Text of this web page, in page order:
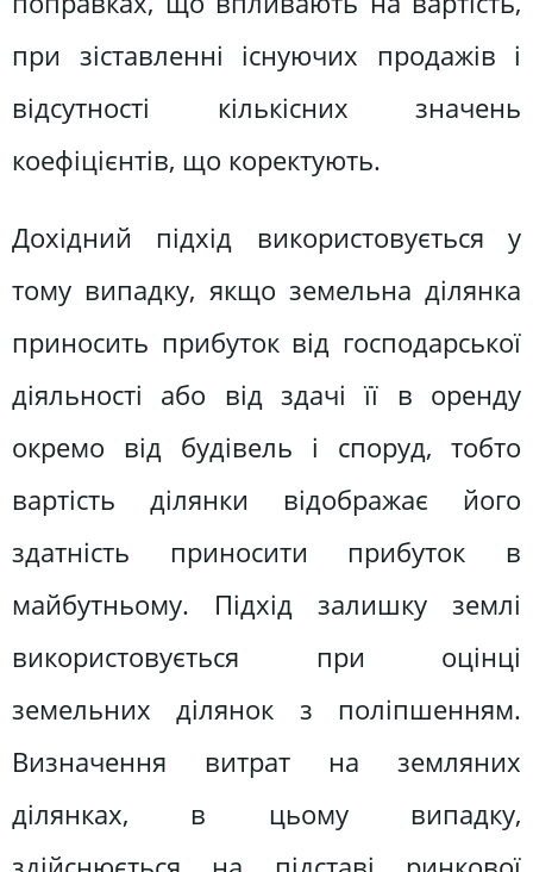
при зіставленні існуючих продажів і
відсутності кількісних значень
коефіцієнтів, що коректують.
Дохідний підхід використовується у
тому випадку, якщо земельна ділянка
приносить прибуток від господарської
діяльності або від здачі її в оренду
окремо від будівель і споруд, тобто
вартість ділянки відображає його
здатність приносити прибуток в
майбутньому. Підхід залишку землі
використовується при оцінці
земельних ділянок з поліпшенням.
Визначення витрат на земляних
ділянках, в цьому випадку,